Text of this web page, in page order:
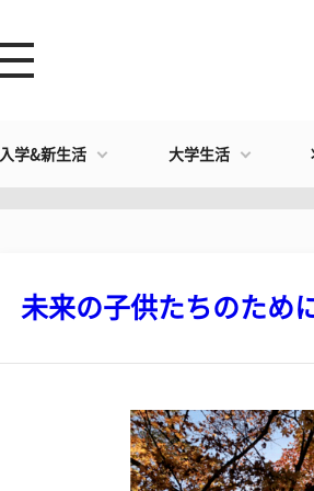
入学&新生活 大学生活
未来の子供たちのため